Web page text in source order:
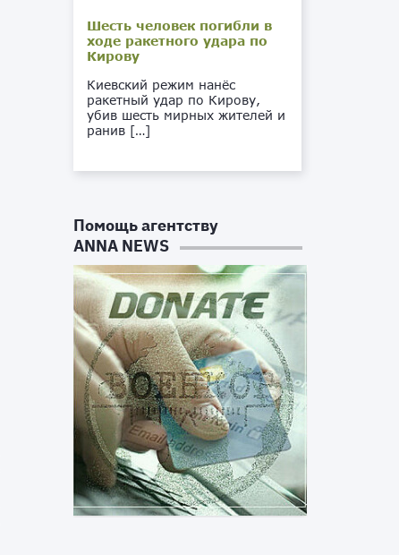
Шесть человек погибли в
ходе ракетного удара по
Кирову
Киевский режим нанёс
ракетный удар по Кирову,
убив шесть мирных жителей и
ранив […]
Помощь агентству
ANNA NEWS